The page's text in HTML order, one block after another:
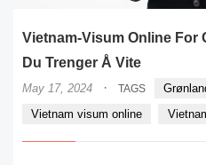
Vietnam-Visum Online For
Du Trenger Å Vite
May 17, 2024 · TAGS
Vietnam visum online